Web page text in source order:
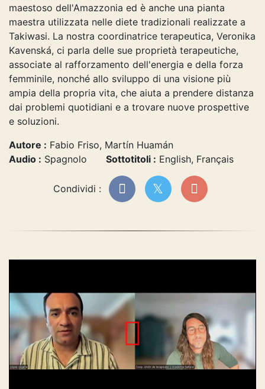
maestoso dell'Amazzonia ed è anche una pianta
maestra utilizzata nelle diete tradizionali realizzate a
Takiwasi. La nostra coordinatrice terapeutica, Veronika
Kavenská, ci parla delle sue proprietà terapeutiche,
associate al rafforzamento dell'energia e della forza
femminile, nonché allo sviluppo di una visione più
ampia della propria vita, che aiuta a prendere distanza
dai problemi quotidiani e a trovare nuove prospettive
e soluzioni.
Autore : Fabio Friso, Martín Huamán
Audio : Spagnolo Sottotitoli : English, Français
Condividi :